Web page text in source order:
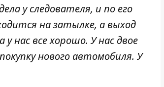
у следователя, и по его
на затылке, а выход
нас все хорошо. У нас двое
нового автомобиля. У